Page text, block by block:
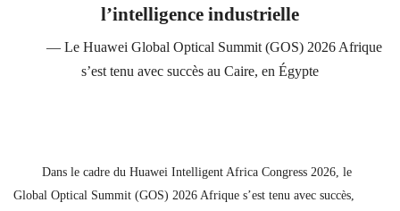
l’intelligence industrielle
— Le Huawei Global Optical Summit (GOS) 2026 Afrique
s’est tenu avec succès au Caire, en Égypte
Dans le cadre du Huawei Intelligent Africa Congress 2026, le
Global Optical Summit (GOS) 2026 Afrique s’est tenu avec succès,